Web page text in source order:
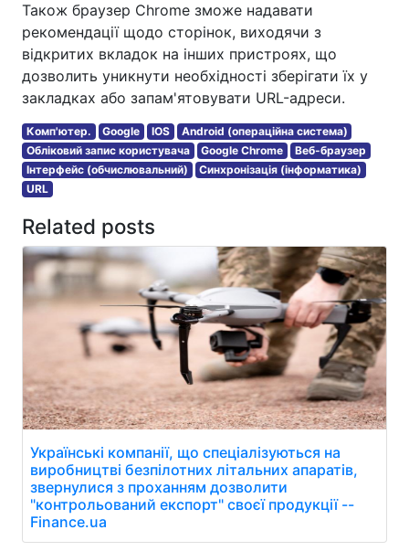
Також браузер Chrome зможе надавати
рекомендації щодо сторінок, виходячи з
відкритих вкладок на інших пристроях, що
дозволить уникнути необхідності зберігати їх у
закладках або запам'ятовувати URL-адреси.
Комп'ютер. Google IOS
Android (операційна система)
Обліковий запис користувача
Google Chrome
Веб-браузер
Інтерфейс (обчислювальний)
Синхронізація (інформатика)
URL
Related posts
Українські компанії, що спеціалізуються на
виробництві безпілотних літальних апаратів,
звернулися з проханням дозволити
"контрольований експорт" своєї продукції --
Finance.ua